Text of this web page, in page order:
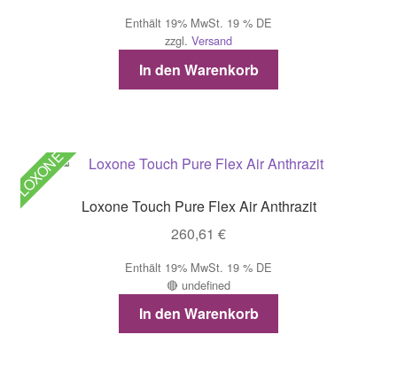
Enthält 19% MwSt. 19 % DE
zzgl. Versand
In den Warenkorb
LOXONE
Loxone Touch Pure Flex Air Anthrazit
260,61 €
Enthält 19% MwSt. 19 % DE
🔴 undefined
In den Warenkorb